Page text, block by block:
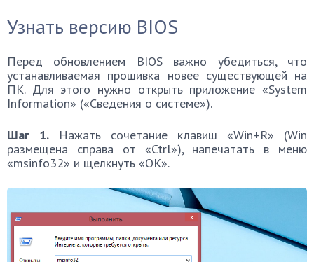
Узнать версию BIOS
Перед обновлением BIOS важно убедиться, что
устанавливаемая прошивка новее существующей на
ПК. Для этого нужно открыть приложение «System
Information» («Сведения о системе»).
Шаг 1. Нажать сочетание клавиш «Win+R» (Win
размещена справа от «Ctrl»), напечатать в меню
«msinfo32» и щелкнуть «OK».